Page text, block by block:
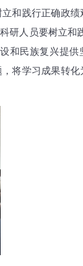
和践行正确政绩
研人员要树立和
和民族复兴提供
将学习成果转化